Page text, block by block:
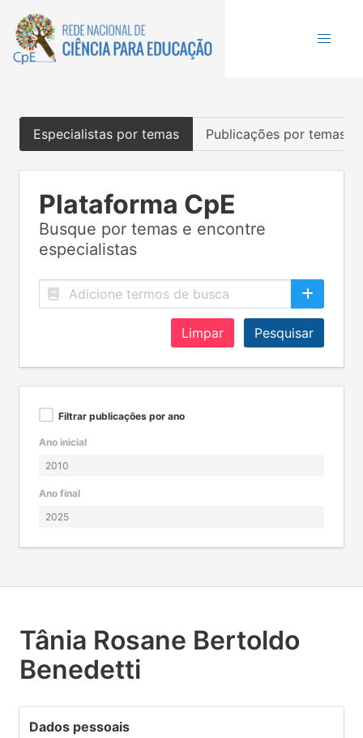
Especialistas por temas Publicações por temas
Plataforma CpE
Busque por temas e encontre
especialistas
Limpar Pesquisar
Filtrar publicações por ano
Ano inicial
Ano final
Tânia Rosane Bertoldo
Benedetti
Dados pessoais